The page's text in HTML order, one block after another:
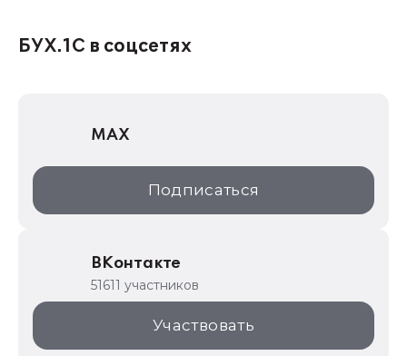
1С:Консалтинг
1С:Дистрибьюция
1С:Образование
ИТС.1C.ru
1С:Торговая площадка
БУХ.1С в соцсетях
MAX
Подписаться
ВКонтакте
51611 участников
Участвовать